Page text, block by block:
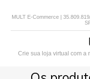
MULT E-Commerce |
Crie sua loja virtual com a